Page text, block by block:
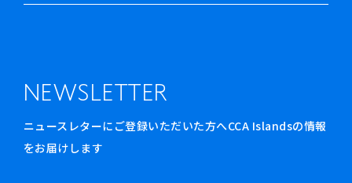
NEWSLETTER
ニュースレターにご登録いただいた方へCCA Islandsの情報
をお届けします